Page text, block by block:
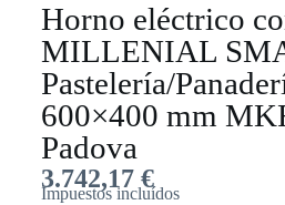
Horno eléctrico
MILLENIAL
Pastelería/
600×400 mm
Padova
3.742,17 €
Impuestos incluídos